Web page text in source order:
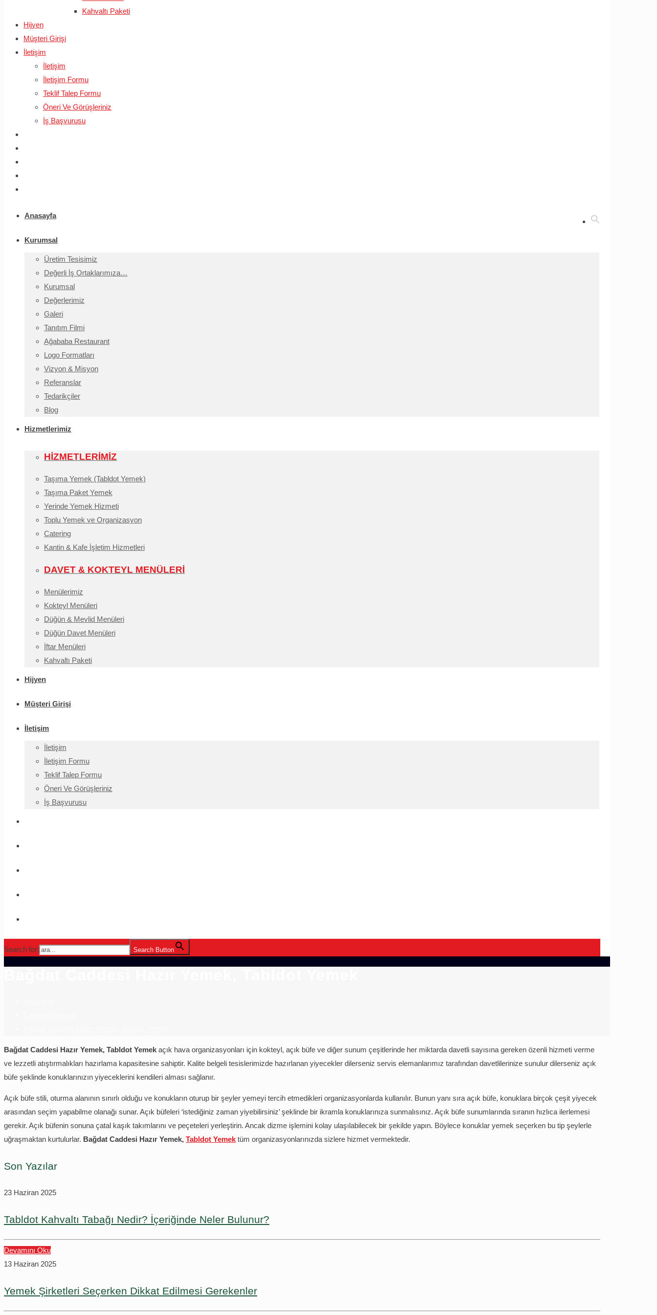
Kahvaltı Paketi
Hijyen
Müşteri Girişi
İletişim
İletişim
İletişim Formu
Teklif Talep Formu
Öneri Ve Görüşleriniz
İş Başvurusu
Anasayfa
Kurumsal
Üretim Tesisimiz
Değerli İş Ortaklarımıza…
Kurumsal
Değerlerimiz
Galeri
Tanıtım Filmi
Ağababa Restaurant
Logo Formatları
Vizyon & Misyon
Referanslar
Tedarikçiler
Blog
Hizmetlerimiz
HİZMETLERİMİZ
Taşıma Yemek (Tabldot Yemek)
Taşıma Paket Yemek
Yerinde Yemek Hizmeti
Toplu Yemek ve Organizasyon
Catering
Kantin & Kafe İşletim Hizmetleri
DAVET & KOKTEYL MENÜLERİ
Menülerimiz
Kokteyl Menüleri
Düğün & Mevlid Menüleri
Düğün Davet Menüleri
İftar Menüleri
Kahvaltı Paketi
Hijyen
Müşteri Girişi
İletişim
İletişim
İletişim Formu
Teklif Talep Formu
Öneri Ve Görüşleriniz
İş Başvurusu
Search for: Search Button
Bağdat Caddesi Hazır Yemek, Tabldot Yemek açık hava organizasyonları için kokteyl, açık büfe ve diğer sunum çeşitlerinde her miktarda davetli sayısına gereken özenli hizmeti verme
ve lezzetli atıştırmalıkları hazırlama kapasitesine sahiptir. Kalite belgeli tesislerimizde hazırlanan yiyecekler dilerseniz servis elemanlarımız tarafından davetlilerinize sunulur dilerseniz açık
büfe şeklinde konuklarınızın yiyeceklerini kendileri alması sağlanır.
Açık büfe stili, oturma alanının sınırlı olduğu ve konukların oturup bir şeyler yemeyi tercih etmedikleri organizasyonlarda kullanılır. Bunun yanı sıra açık büfe, konuklara birçok çeşit yiyecek
arasından seçim yapabilme olanağı sunar. Açık büfeleri ‘istediğiniz zaman yiyebilirsiniz’ şeklinde bir ikramla konuklarınıza sunmalısınız. Açık büfe sunumlarında sıranın hızlıca ilerlemesi
gerekir. Açık büfenin sonuna çatal kaşık takımlarını ve peçeteleri yerleştirin. Ancak dizme işlemini kolay ulaşılabilecek bir şekilde yapın. Böylece konuklar yemek seçerken bu tip şeylerle
uğraşmaktan kurtulurlar. Bağdat Caddesi Hazır Yemek, Tabldot Yemek tüm organizasyonlarınızda sizlere hizmet vermektedir.
Son Yazılar
23 Haziran 2025
Tabldot Kahvaltı Tabağı Nedir? İçeriğinde Neler Bulunur?
Devamını Oku
13 Haziran 2025
Yemek Şirketleri Seçerken Dikkat Edilmesi Gerekenler